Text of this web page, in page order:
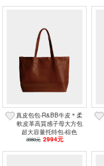
真皮包包-R&BB牛皮＊柔
軟皮革高質感子母大方包
超大容量托特包-棕色
3980元 2994元